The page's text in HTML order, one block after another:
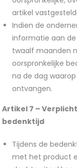
artikel
Indien de
informatie aan
twaalf maanden
oorspronkelijke
na de dag
ontvangen.
Artikel 7 –
bedenktijd
Tijdens de
met het product